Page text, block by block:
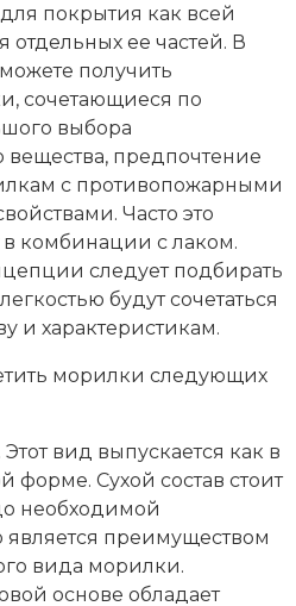
покрытия как всей
отдельных ее частей. В
получить
сочетающиеся по
выбора
вещества, предпочтение
с противопожарными
Часто это
комбинации с лаком.
следует подбирать
будут сочетаться
и характеристикам.
морилки следующих
вид выпускается как в
форме. Сухой состав стоит
необходимой
является преимуществом
вида морилки.
основе обладает